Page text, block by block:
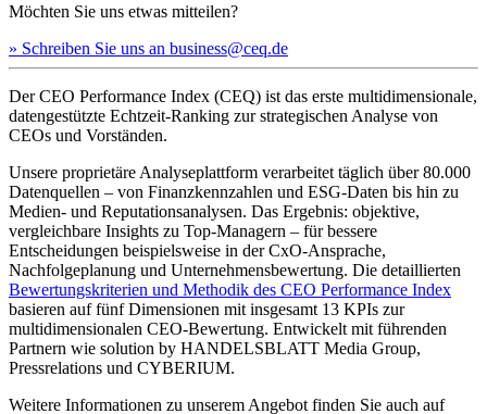
Möchten Sie uns etwas mitteilen?
» Schreiben Sie uns an business@ceq.de
Der CEO Performance Index (CEQ) ist das erste multidimensionale,
datengestützte Echtzeit-Ranking zur strategischen Analyse von
CEOs und Vorständen.
Unsere proprietäre Analyseplattform verarbeitet täglich über 80.000
Datenquellen – von Finanzkennzahlen und ESG-Daten bis hin zu
Medien- und Reputationsanalysen. Das Ergebnis: objektive,
vergleichbare Insights zu Top-Managern – für bessere
Entscheidungen beispielsweise in der CxO-Ansprache,
Nachfolgeplanung und Unternehmensbewertung. Die detaillierten
Bewertungskriterien und Methodik des CEO Performance Index
basieren auf fünf Dimensionen mit insgesamt 13 KPIs zur
multidimensionalen CEO-Bewertung. Entwickelt mit führenden
Partnern wie solution by HANDELSBLATT Media Group,
Pressrelations und CYBERIUM.
Weitere Informationen zu unserem Angebot finden Sie auch auf